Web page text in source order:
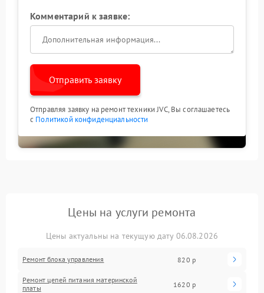
Комментарий к заявке:
Отправить заявку
Отправляя заявку на ремонт техники JVC, Вы соглашаетесь
с Политикой конфиденциальности
Цены на услуги ремонта
Цены актуальны на текущую дату 06.08.2026
Ремонт блока управления 820 р
Ремонт цепей питания материнской
платы
1620 р